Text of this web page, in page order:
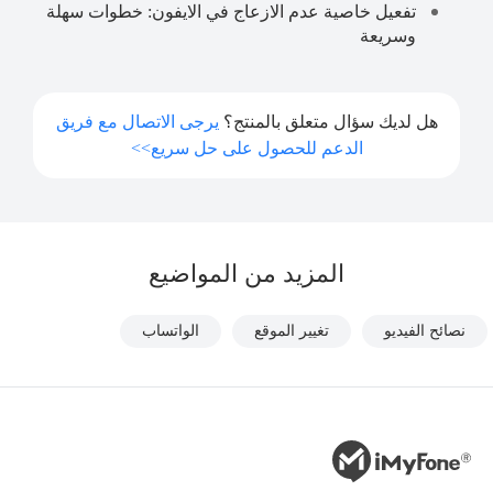
تفعيل خاصية عدم الازعاج في الايفون: خطوات سهلة
وسريعة
هل لديك سؤال متعلق بالمنتج؟ يرجى الاتصال مع فريق
الدعم للحصول على حل سريع>>
المزيد من المواضيع
نصائح الفيديو تغيير الموقع الواتساب